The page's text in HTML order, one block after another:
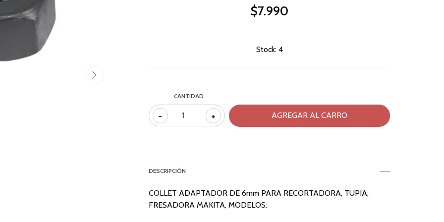
$7.990
Stock: 4
CANTIDAD
- +
DESCRIPCIÓN
COLLET ADAPTADOR DE 6mm PARA RECORTADORA, TUPIA,
FRESADORA MAKITA, MODELOS: